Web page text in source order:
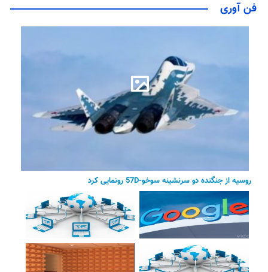
فن آوری
روسیه از جنگنده دو سرنشینه سوخو-57D رونمایی کرد